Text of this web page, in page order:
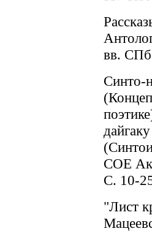
вв. СПб
Синто-
СОЕ
С. 10-
"Лист